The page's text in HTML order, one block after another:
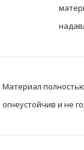
Материал
огнеустойчив и не